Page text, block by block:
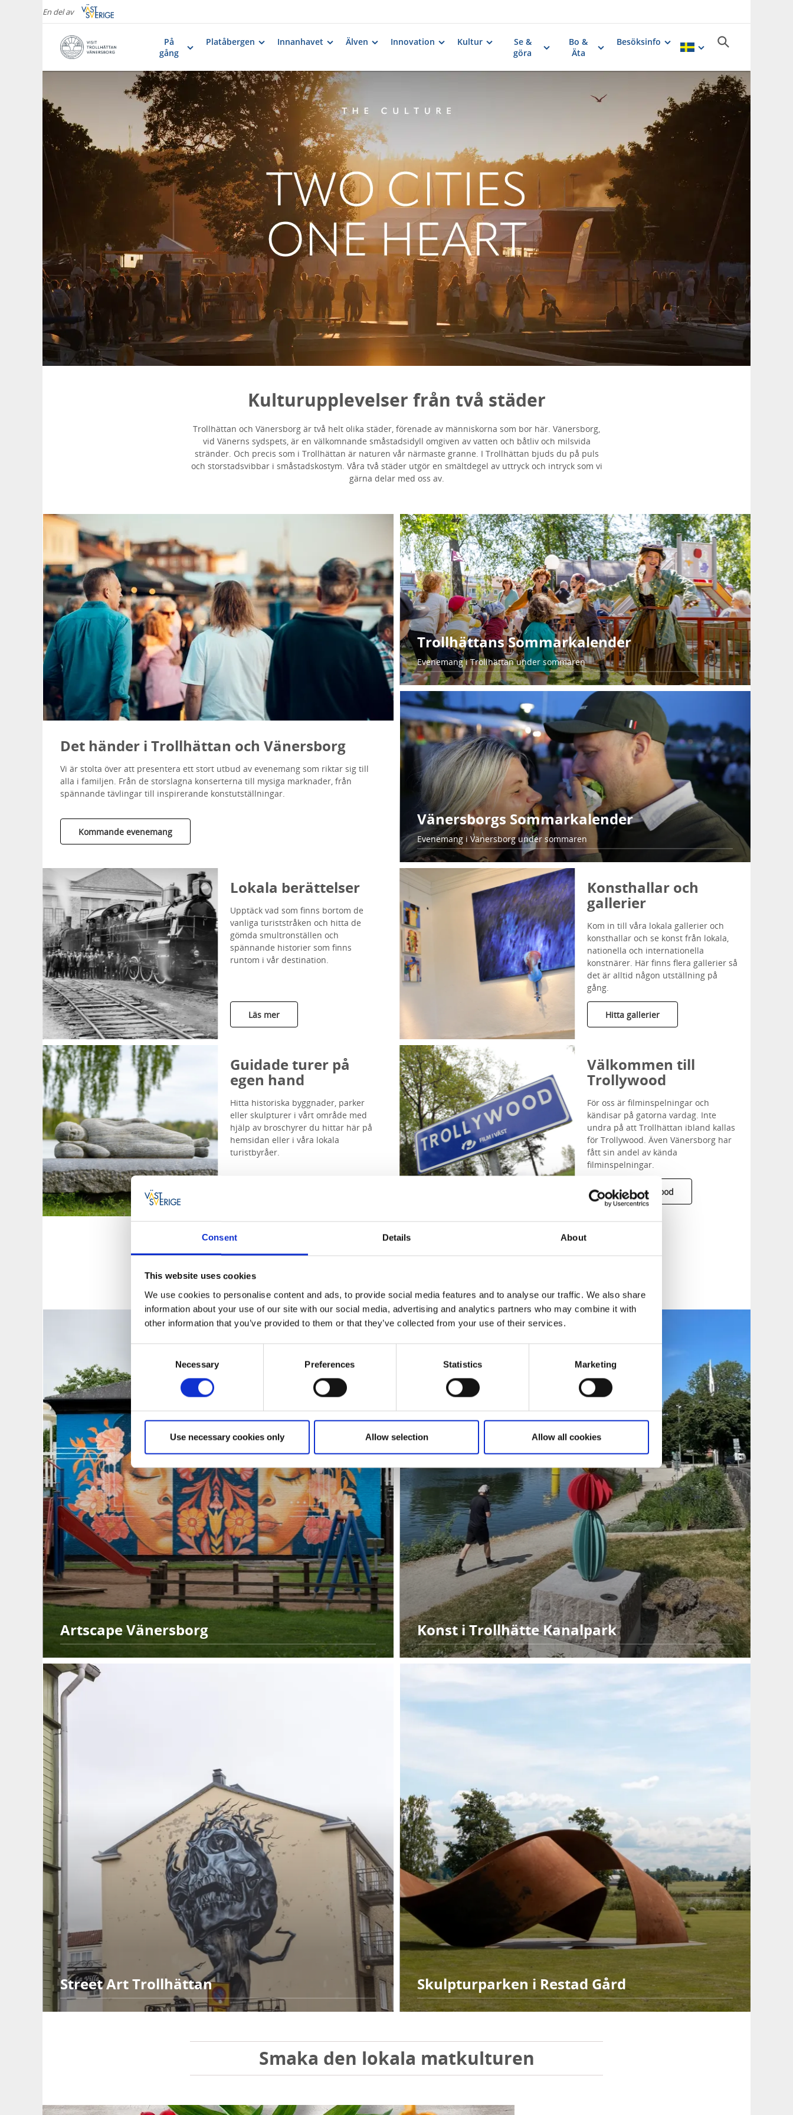
Consent Details About
This website uses cookies
We use cookies to personalise content and ads, to provide social media features and to analyse our traffic. We also share
information about your use of our site with our social media, advertising and analytics partners who may combine it with
other information that you’ve provided to them or that they’ve collected from your use of their services.
Necessary Preferences Statistics Marketing
Use necessary cookies only Allow selection Allow all cookies
En del av
På
gång
Platåbergen Innanhavet Älven Innovation Kultur
Se &
göra
Bo &
Äta
Besöksinfo
Kulturupplevelser från två städer
Trollhättan och Vänersborg är två helt olika städer, förenade av människorna som bor här. Vänersborg,
vid Vänerns sydspets, är en välkomnande småstadsidyll omgiven av vatten och båtliv och milsvida
stränder. Och precis som i Trollhättan är naturen vår närmaste granne. I Trollhättan bjuds du på puls
och storstadsvibbar i småstadskostym. Våra två städer utgör en smältdegel av uttryck och intryck som vi
gärna delar med oss av.
Det händer i Trollhättan och Vänersborg
Vi är stolta över att presentera ett stort utbud av evenemang som riktar sig till
alla i familjen. Från de storslagna konserterna till mysiga marknader, från
spännande tävlingar till inspirerande konstutställningar.
Kommande evenemang
Trollhättans Sommarkalender
Evenemang i Trollhättan under sommaren
Vänersborgs Sommarkalender
Evenemang i Vänersborg under sommaren
Lokala berättelser
Upptäck vad som finns bortom de
vanliga turiststråken och hitta de
gömda smultronställen och
spännande historier som finns
runtom i vår destination.
Läs mer
Konsthallar och
gallerier
Kom in till våra lokala gallerier och
konsthallar och se konst från lokala,
nationella och internationella
konstnärer. Här finns flera gallerier så
det är alltid någon utställning på
gång.
Hitta gallerier
Guidade turer på
egen hand
Hitta historiska byggnader, parker
eller skulpturer i vårt område med
hjälp av broschyrer du hittar här på
hemsidan eller i våra lokala
turistbyråer.
Välkommen till
Trollywood
För oss är filminspelningar och
kändisar på gatorna vardag. Inte
undra på att Trollhättan ibland kallas
för Trollywood. Även Vänersborg har
fått sin andel av kända
filminspelningar.
Besök Trollywood
Konst tillgänglig för alla, året runt
Artscape Vänersborg Konst i Trollhätte Kanalpark
Street Art Trollhättan Skulpturparken i Restad Gård
Smaka den lokala matkulturen